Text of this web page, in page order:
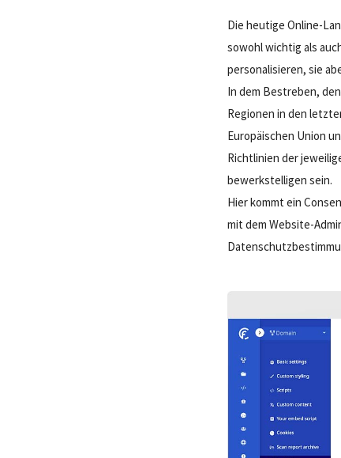
Die heutige Online-
sowohl wichtig als
personalisieren, sie
In dem Bestreben,
Regionen in den
Europäischen Union
Richtlinien der
bewerkstelligen sein.
Hier kommt ein
mit dem Website-